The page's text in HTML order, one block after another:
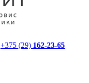
+375 (29) 162-23-65